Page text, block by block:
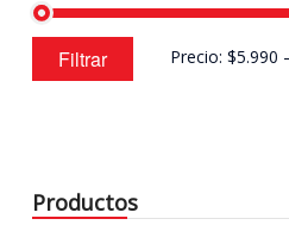
Precio
mínimo
Precio
máximo
Filtrar Precio: $5.990
Productos